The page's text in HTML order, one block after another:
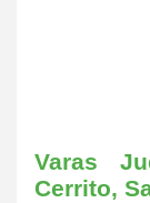
Varas
Cerrito,